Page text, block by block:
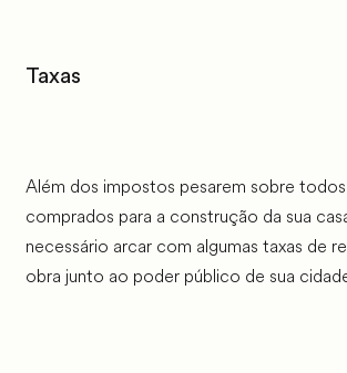
Taxas
Além dos impostos pesarem sobre
comprados para a construção da sua
necessário arcar com algumas taxas de
obra junto ao poder público de sua